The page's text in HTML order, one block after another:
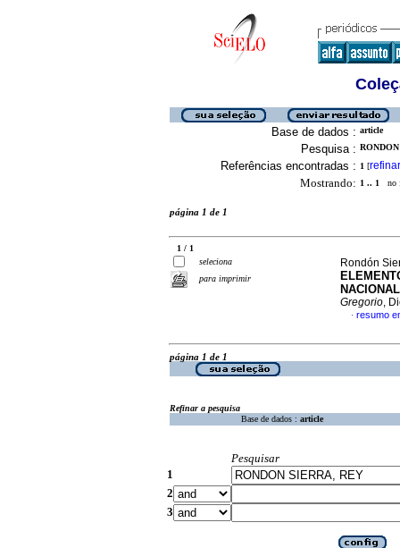
Base de dados : article
Pesquisa :
Referências encontradas : 1 [refinar
Mostrando: 1 .. 1 no
página 1 de 1
1 / 1
seleciona
para imprimir
Rondón
Gregorio,
· resumo
página 1 de 1
Refinar a pesquisa
Base de dados : article
Pesquisar
1
2
3